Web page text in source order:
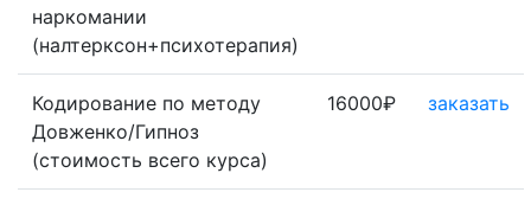
наркомании
(налтерксон+психотерапия)
Кодирование по методу
Довженко/Гипноз
(стоимость всего курса)
16000₽ заказать